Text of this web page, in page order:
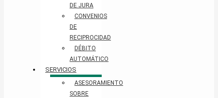
DE JURA
CONVENIOS
DE
RECIPROCIDAD
DÉBITO
AUTOMÁTICO
SERVICIOS
ASESORAMIENTO
SOBRE